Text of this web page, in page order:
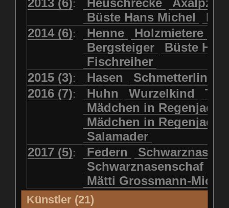
:
Büste Hans Michel
2014 (6): Henne Holzmietere
Bergsteiger
Büste HP
Fischreiher
2015 (3): Hasen Schmetterlinge
2016 (7): Huhn Wurzelkind
Mädchen in
Mädchen in Regenjacke
Salamader
2017 (5): Federn
Schwarznasenschaf
Mätti Grossmann-
Künstler (21)